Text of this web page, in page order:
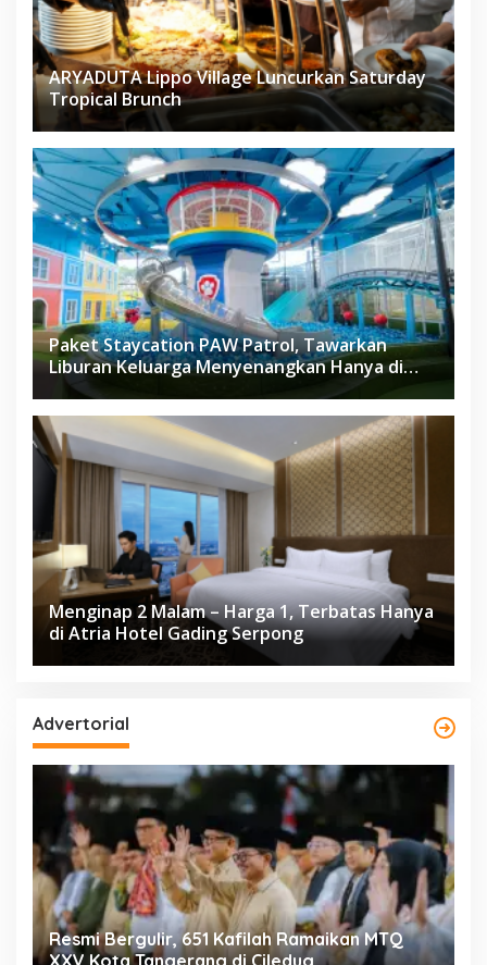
ARYADUTA Lippo Village Luncurkan Saturday
Tropical Brunch
Paket Staycation PAW Patrol, Tawarkan
Liburan Keluarga Menyenangkan Hanya di
Herloom Hotel BSD
Menginap 2 Malam – Harga 1, Terbatas Hanya
di Atria Hotel Gading Serpong
Advertorial
Resmi Bergulir, 651 Kafilah Ramaikan MTQ